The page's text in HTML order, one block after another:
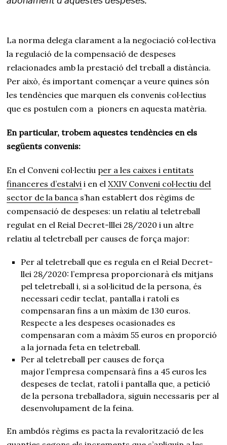
La norma delega clarament a la negociació col·lectiva
la regulació de la compensació de despeses
relacionades amb la prestació del treball a distància.
Per això, és important començar a veure quines són
les tendències que marquen els convenis col·lectius
que es postulen com a pioners en aquesta matèria.
En particular, trobem aquestes tendències en els
següents convenis:
En el Conveni col·lectiu per a les caixes i entitats
financeres d’estalvi i en elXXIV Conveni col·lectiu del
sector de la banca s’han establert dos règims de
compensació de despeses: un relatiu al teletreball
regulat en el Reial Decret-lllei 28/2020 i un altre
relatiu al teletreball per causes de força major:
Per al teletreball que es regula en el Reial Decret-
llei 28/2020: l’empresa proporcionarà els mitjans
pel teletreball i, si a sol·licitud de la persona, és
necessari cedir teclat, pantalla i ratolí es
compensaran fins a un màxim de 130 euros.
Respecte a les despeses ocasionades es
compensaran com a màxim 55 euros en proporció
a la jornada feta en teletreball.
Per al teletreball per causes de força
major l’empresa compensarà fins a 45 euros les
despeses de teclat, ratolí i pantalla que, a petició
de la persona treballadora, siguin necessaris per al
desenvolupament de la feina.
En ambdós règims es pacta la revalorització de les